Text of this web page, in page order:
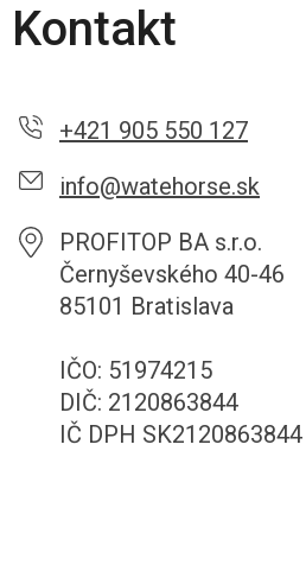
Kontakt
+421 905 550 127
info@watehorse.sk
PROFITOP BA s.r.o.
Černyševského 40-46
85101 Bratislava
IČO: 51974215
DIČ: 2120863844
IČ DPH SK2120863844